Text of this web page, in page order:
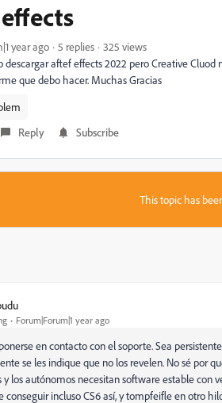
year ago 5 replies
325 views
descargar aftef effects 2022 pero Creative
que debo hacer. Muchas Gracias
Reply Subscribe
This topic has
Forum|Forum|1 year ago
en contacto con el soporte. Sea
se les indique que no los revelen. No sé por
y los autónomos necesitan software estable con
conseguir incluso CS6 así, y tompfeifle en otro